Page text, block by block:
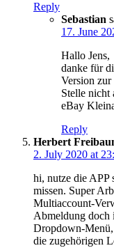
Reply
Sebastian
17. June
Hallo Jens,
danke für
Version
Stelle nicht
eBay
Reply
Herbert
2. July 2020 at
hi, nutze die APP
missen. Super
Multiaccount-
Abmeldung doch
Dropdown-
die zugehörigen